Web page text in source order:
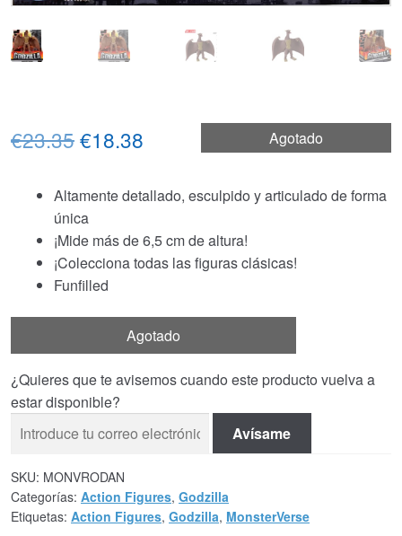
Agotado
€23.35El
original
era:
€23.35.
€18.38
actual
es:
€18.38.
Altamente detallado, esculpido y articulado de forma
única
¡Mide más de 6,5 cm de altura!
¡Colecciona todas las figuras clásicas!
Funfilled
Agotado
¿Quieres que te avisemos cuando este producto vuelva a
estar disponible?
Avísame
SKU: MONVRODAN
Categorías: Action Figures, Godzilla
Etiquetas: Action Figures, Godzilla, MonsterVerse